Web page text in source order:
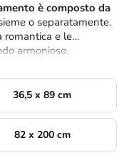
è composto da
o separatamente.
romantica e le
armonioso.
36,5 x 89 cm
82 x 200 cm